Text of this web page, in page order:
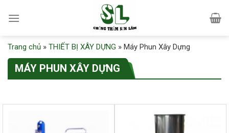
Trang chủ » THIẾT BỊ XÂY DỰNG » Máy Phun Xây Dựng
MÁY PHUN XÂY DỰNG